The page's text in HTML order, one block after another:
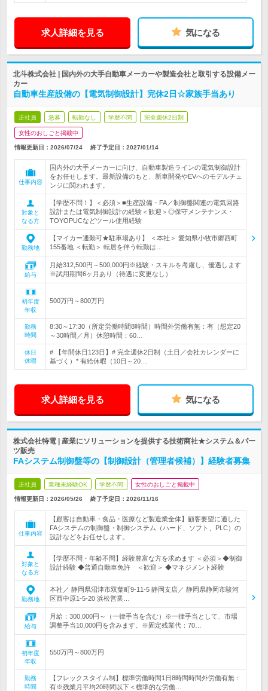
求人詳細を見る 気になる
北斗株式会社 | 国内外の大手自動車メーカーや製造会社と取引する設備メー
カー
自動車生産設備の【電気制御設計】完休2日☆家族手当あり
正社員 急募 転勤なし 学歴不問 完全週休2日制
女性のおしごと掲載中
情報更新日：2026/07/24 終了予定日： 2027/01/14
仕事内容
国内外の大手メーカーに向け、自動車製造ラインの電気制御設計
をお任せします。最新設備のもと、新車開発やEVへのモデルチェ
ンジに関われます。
対象と
なる方
【学歴不問！】＜必須＞■生産設備・FA／制御盤関連の電気回路
設計または電気制御設計の経験＜歓迎＞◎保守メンテナンス・
TOYOPUCなどツール使用経験
勤務地
【マイカー通勤可★駐車場あり】 ＜本社＞ 愛知県小牧市郷西町
155番地 ＜転勤＞ 転居を伴う転勤は…
給与
月給312,500円～500,000円※経験・スキルを考慮し、優遇します
※試用期間6ヶ月あり（待遇に変更なし）
初年度
年収
500万円～800万円
勤務
時間
8:30～17:30（所定労働時間8時間）時間外労働有無：有（想定20
～30時間／月）休憩時間：60…
休日
休暇
# 【年間休日123日】# 完全週休2日制（土日／会社カレンダーに
基づく）* 有給休暇（10日～20…
求人詳細を見る 気になる
株式会社特電 | 産業にソリューションを提供する技術商社★システム＆パー
ツ販売
FAシステム制御盤等の【制御設計（管理者候補）】経験者募集
正社員 業種未経験OK 学歴不問 女性のおしごと掲載中
情報更新日：2026/05/26 終了予定日： 2026/11/16
仕事内容
【顧客は自動車・食品・医療など製造業全体】顧客要望に適した
FAシステムの制御盤・制御システム（ハード、ソフト、PLC）の
設計などをお任せします。
対象と
なる方
【学歴不問・年齢不問】経験豊富な方を求めます ＜必須＞◆制御
設計経験 ◆普通自動車免許 ＜歓迎＞ ◆マネジメント経験
勤務地
本社／ 静岡県沼津市双葉町9-11-5 静岡支店／ 静岡県静岡市駿河
区西中原1-5-20 浜松営業…
給与
月給：300,000円～（一律手当を含む）※一律手当として、市場
調整手当10,000円を含みます。※固定残業代：70…
初年度
年収
550万円～800万円
勤務
時間
【フレックスタイム制】標準労働時間1日8時間時間外労働有無：
有※残業月平均20時間以下＜標準的な労働…